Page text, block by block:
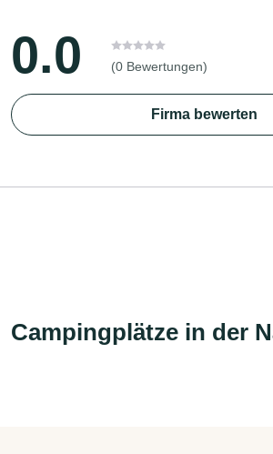
0.0 (0 Bewertungen)
Firma bewerten
Campingplätze in der